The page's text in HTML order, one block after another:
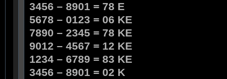
3456 – 8901 = 78 E
5678 – 0123 = 06 KE
7890 – 2345 = 78 KE
9012 – 4567 = 12 KE
1234 – 6789 = 83 KE
3456 – 8901 = 02 K